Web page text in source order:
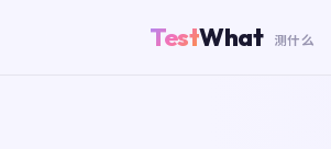
TestWhat 测什么